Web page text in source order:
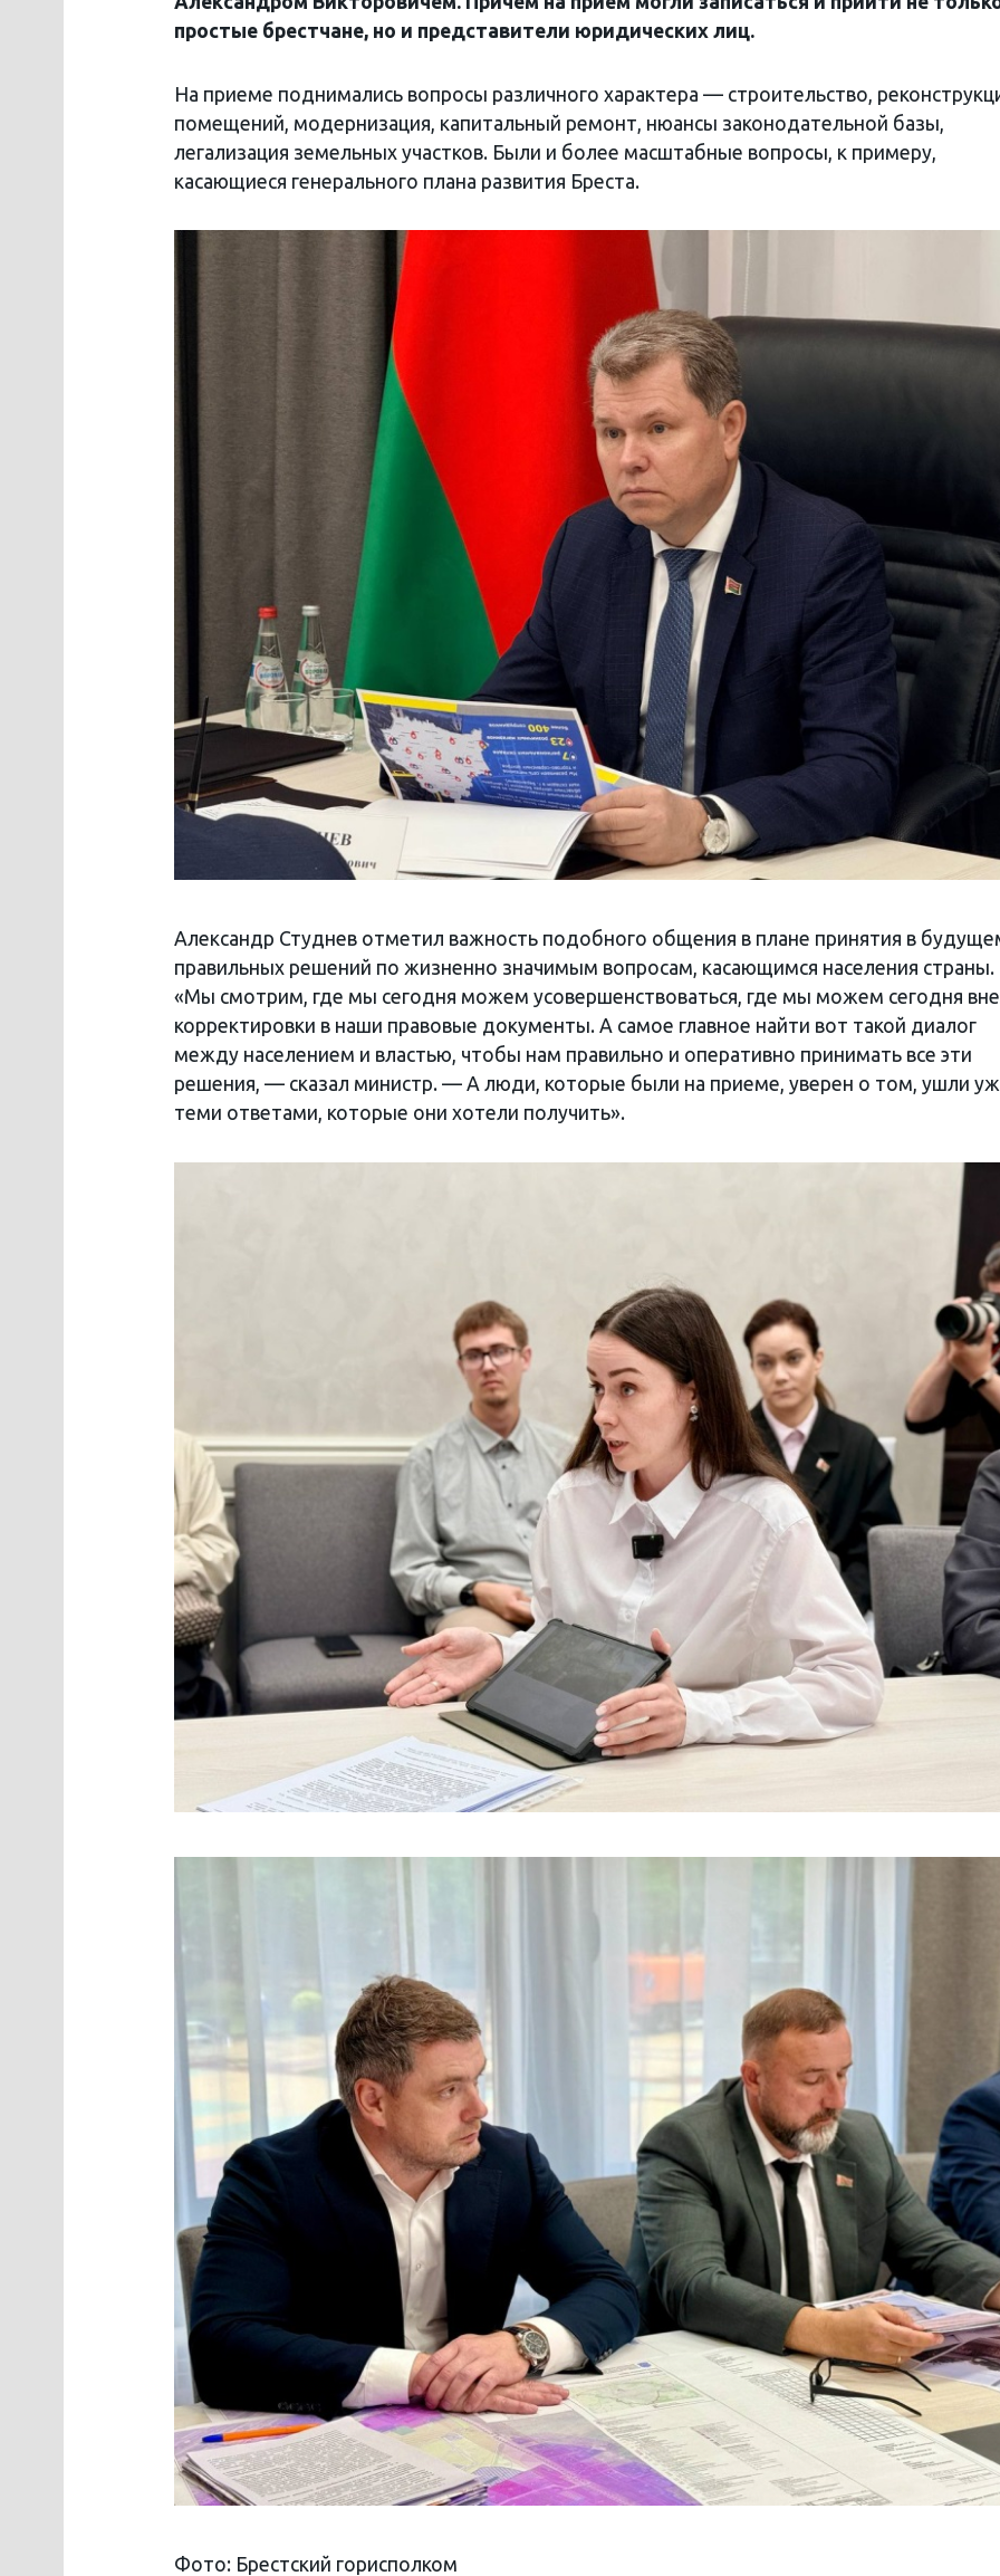
простые брестчане, но и представители юридических лиц.
На приеме поднимались вопросы различного характера — строительство,
помещений, модернизация, капитальный ремонт, нюансы законодательной базы,
легализация земельных участков. Были и более масштабные вопросы, к примеру,
касающиеся генерального плана развития Бреста.
Александр Студнев отметил важность подобного общения в плане принятия в
правильных решений по жизненно значимым вопросам, касающимся населения страны.
«Мы смотрим, где мы сегодня можем усовершенствоваться, где мы можем сегодня
корректировки в наши правовые документы. А самое главное найти вот такой диалог
между населением и властью, чтобы нам правильно и оперативно принимать все эти
решения, — сказал министр. — А люди, которые были на приеме, уверен о том, ушли
теми ответами, которые они хотели получить».
Фото: Брестский горисполком